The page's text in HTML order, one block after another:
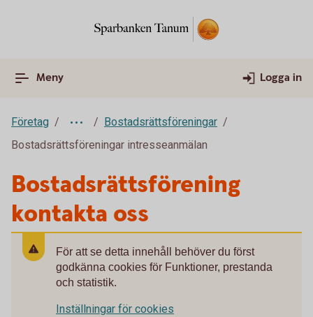
Meny Logga in
Företag
Bostadsrättsföreningar
Bostadsrättsföreningar intresseanmälan
Bostadsrättsförening
kontakta oss
För att se detta innehåll behöver du först
godkänna cookies för Funktioner, prestanda
och statistik.
Inställningar för cookies